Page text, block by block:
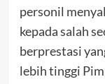
personil
kepada salah
berprestasi
lebih tinggi